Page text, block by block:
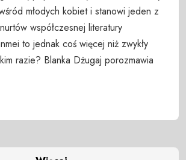
młodych kobiet i stanowi jeden z
współczesnej literatury
to jednak coś więcej niż zwykły
razie? Blanka Dżugaj porozmawia